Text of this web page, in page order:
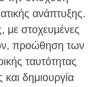
ανάπτυξης.
με στοχευμένες
προώθηση των
ταυτότητας
δημιουργία